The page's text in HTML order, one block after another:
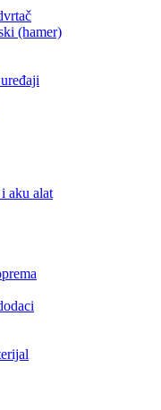
(hamer)
aku alat